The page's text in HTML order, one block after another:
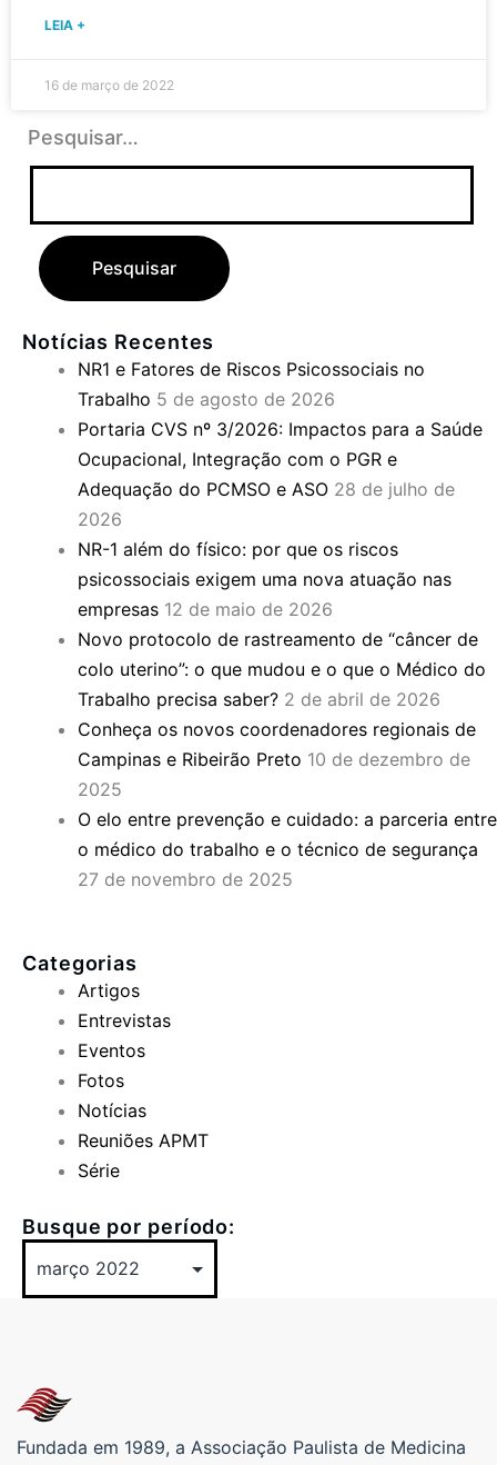
LEIA +
16 de março de 2022
Pesquisar…
Notícias Recentes
NR1 e Fatores de Riscos Psicossociais no
Trabalho 5 de agosto de 2026
Portaria CVS nº 3/2026: Impactos para a Saúde
Ocupacional, Integração com o PGR e
Adequação do PCMSO e ASO 28 de julho de
2026
NR-1 além do físico: por que os riscos
psicossociais exigem uma nova atuação nas
empresas 12 de maio de 2026
Novo protocolo de rastreamento de “câncer de
colo uterino”: o que mudou e o que o Médico do
Trabalho precisa saber? 2 de abril de 2026
Conheça os novos coordenadores regionais de
Campinas e Ribeirão Preto 10 de dezembro de
2025
O elo entre prevenção e cuidado: a parceria entre
o médico do trabalho e o técnico de segurança
27 de novembro de 2025
Categorias
Artigos
Entrevistas
Eventos
Fotos
Notícias
Reuniões APMT
Série
Busque por período:
Fundada em 1989, a Associação Paulista de Medicina